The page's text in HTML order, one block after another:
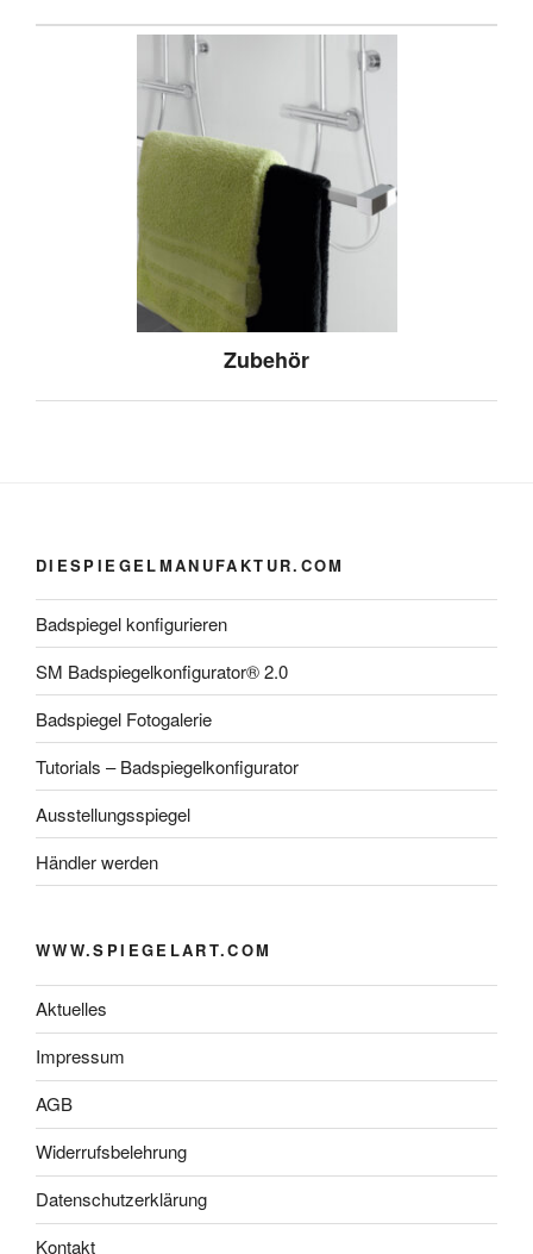
Zubehör
DIESPIEGELMANUFAKTUR.COM
Badspiegel konfigurieren
SM Badspiegelkonfigurator® 2.0
Badspiegel Fotogalerie
Tutorials – Badspiegelkonfigurator
Ausstellungsspiegel
Händler werden
WWW.SPIEGELART.COM
Aktuelles
Impressum
AGB
Widerrufsbelehrung
Datenschutzerklärung
Kontakt